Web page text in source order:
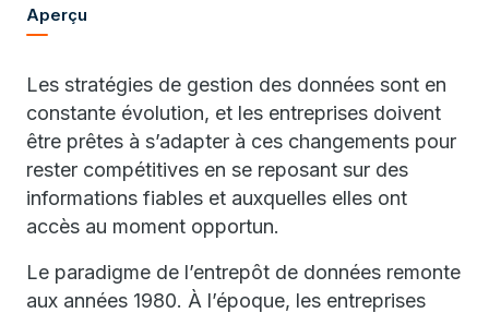
Aperçu
Les stratégies de gestion des données sont en
constante évolution, et les entreprises doivent
être prêtes à s’adapter à ces changements pour
rester compétitives en se reposant sur des
informations fiables et auxquelles elles ont
accès au moment opportun.
Le paradigme de l’entrepôt de données remonte
aux années 1980. À l’époque, les entreprises